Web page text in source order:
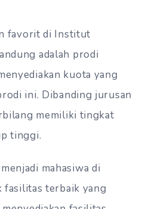
favorit di Institut
adalah prodi
kuota yang
ini. Dibanding jurusan
memiliki tingkat
tinggi.
mahasiwa di
fasilitas terbaik yang